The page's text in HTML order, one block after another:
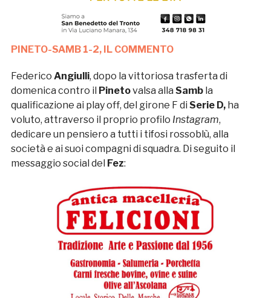
PINETO-SAMB 1-2, IL COMMENTO
Federico Angiulli, dopo la vittoriosa trasferta di
domenica contro il Pinetovalsa alla Sambla
qualificazione ai play off, del girone F di Serie D,ha
voluto, attraverso il proprio profilo Instagram,
dedicare un pensiero a tutti i tifosi rossoblù, alla
società e ai suoi compagni di squadra. Di seguito il
messaggio social del Fez: